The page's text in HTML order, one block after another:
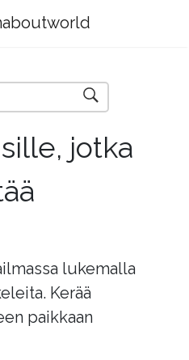
jotka
lukemalla
Kerää
paikkaan